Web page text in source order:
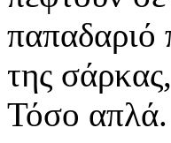
παπαδαριό
της
Τόσο απλά.